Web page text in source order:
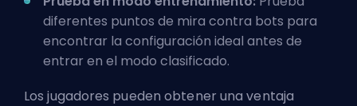
diferentes puntos de mira contra bots para
encontrar la configuración ideal antes de
entrar en el modo clasificado.
Los jugadores pueden obtener una ventaja